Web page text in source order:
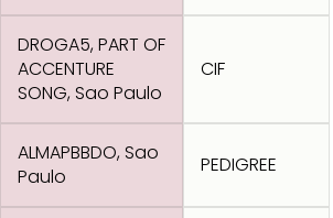
DROGA5, PART OF
ACCENTURE
SONG, Sao Paulo
CIF
ALMAPBBDO, Sao
Paulo
PEDIGREE